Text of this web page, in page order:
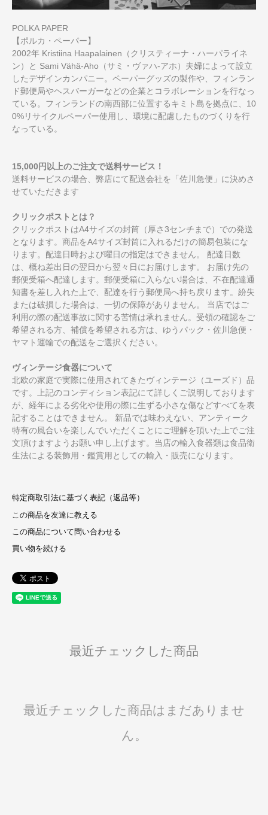
POLKA PAPER
【ポルカ・ペーパー】
2002年 Kristiina Haapalainen（クリスティーナ・ハーパライネ
ン）と Sami Vähä-Aho（サミ・ヴァハ-アホ）夫婦によって設立
したデザインカンパニー。ペーパーグッズの製作や、フィンラン
ド郵便局やヘスバーガーなどの企業とコラボレーションを行なっ
ている。フィンランドの南西部に位置するキミト島を拠点に、10
0%リサイクルペーパー使用し、環境に配慮したものづくりを行
なっている。
15,000円以上のご注文で送料サービス！
送料サービスの場合、弊店にて配送会社を「佐川急便」に決めさ
せていただきます
クリックポストとは？
クリックポストはA4サイズの封筒（厚さ3センチまで）での発送
となります。商品をA4サイズ封筒に入れるだけの簡易包装にな
ります。配達日時および曜日の指定はできません。 配達日数
は、概ね差出日の翌日から翌々日にお届けします。 お届け先の
郵便受箱へ配達します。郵便受箱に入らない場合は、不在配達通
知書を差し入れた上で、配達を行う郵便局へ持ち戻ります。紛失
または破損した場合は、一切の保障がありません。 当店ではご
利用の際の配送事故に関する苦情は承れません。受領の確認をご
希望される方、補償を希望される方は、ゆうパック・佐川急便・
ヤマト運輸での配送をご選択ください。
ヴィンテージ食器について
北欧の家庭で実際に使用されてきたヴィンテージ（ユーズド）品
です。上記のコンディション表記にて詳しくご説明しております
が、経年による劣化や使用の際に生ずる小さな傷などすべてを表
記することはできません。 新品では味わえない、アンティーク
特有の風合いを楽しんでいただくことにご理解を頂いた上でご注
文頂けますようお願い申し上げます。当店の輸入食器類は食品衛
生法による装飾用・鑑賞用としての輸入・販売になります。
特定商取引法に基づく表記（返品等）
この商品を友達に教える
この商品について問い合わせる
買い物を続ける
最近チェックした商品
最近チェックした商品はまだありませ
ん。